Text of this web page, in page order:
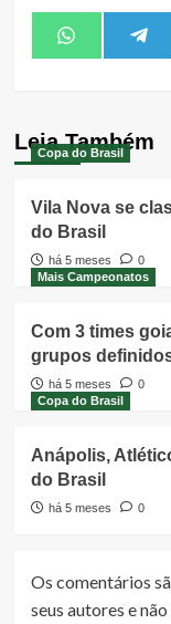
Share
on
WhatsApp
on
Leia Também
Copa do Brasil
Vila Nova se
do Brasil
há 5 meses
0
Mais Campeonatos
Com 3 times
grupos
há 5 meses
0
Copa do Brasil
Anápolis,
do Brasil
há 5 meses 0
Os comentários
seus autores e